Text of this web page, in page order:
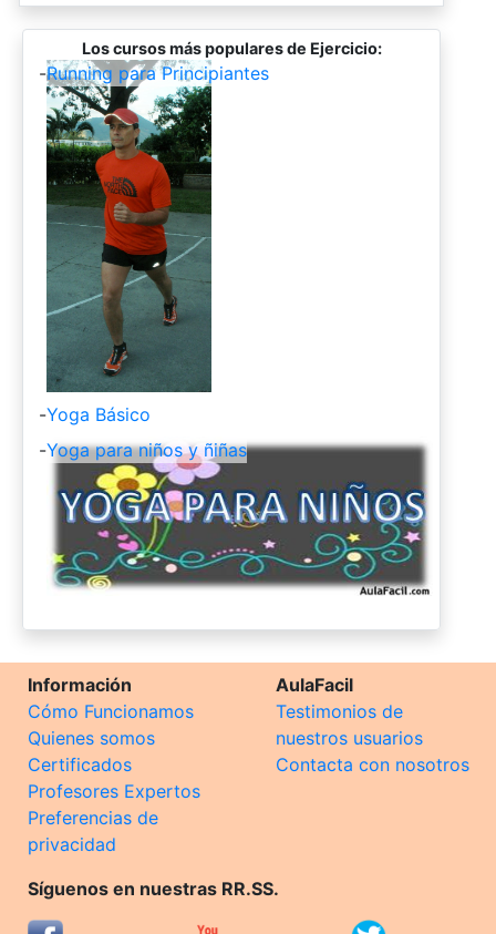
Los cursos más populares de Ejercicio:
-Running para Principiantes
-Yoga Básico
-Yoga para niños y ñiñas
Información
Cómo Funcionamos
Quienes somos
Certificados
Profesores Expertos
Preferencias de
privacidad
AulaFacil
Testimonios de
nuestros usuarios
Contacta con nosotros
Síguenos en nuestras RR.SS.